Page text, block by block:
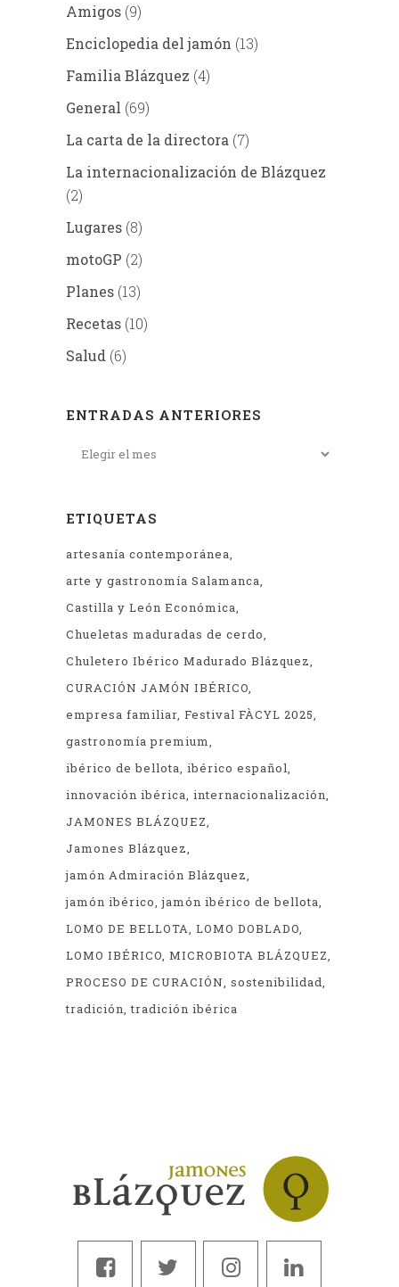
Amigos (9)
Enciclopedia del jamón (13)
Familia Blázquez (4)
General (69)
La carta de la directora (7)
La internacionalización de Blázquez
(2)
Lugares (8)
motoGP (2)
Planes (13)
Recetas (10)
Salud (6)
ENTRADAS ANTERIORES
ETIQUETAS
artesanía contemporánea
arte y gastronomía Salamanca
Castilla y León Económica
Chueletas maduradas de cerdo
Chuletero Ibérico Madurado Blázquez
CURACIÓN JAMÓN IBÉRICO
empresa familiar Festival FÀCYL 2025
gastronomía premium
ibérico de bellota ibérico español
innovación ibérica internacionalización
JAMONES BLÁZQUEZ
Jamones Blázquez
jamón Admiración Blázquez
jamón ibérico jamón ibérico de bellota
LOMO DE BELLOTA LOMO DOBLADO
LOMO IBÉRICO MICROBIOTA BLÁZQUEZ
PROCESO DE CURACIÓN sostenibilidad
tradición tradición ibérica